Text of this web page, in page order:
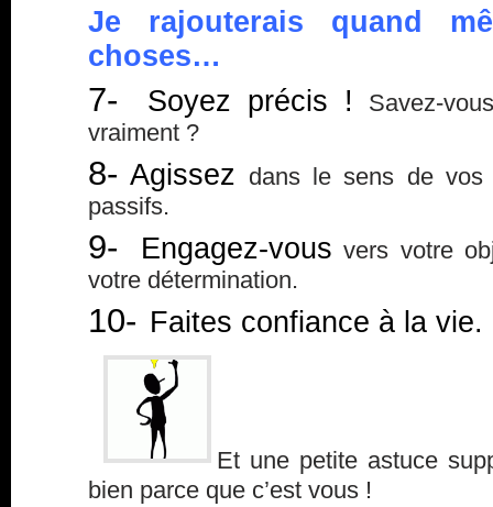
Je rajouterais quand
choses…
7- Soyez précis !
Savez-
vraiment ?
8- Agissez dans le sens de vos
passifs.
9- Engagez-vous vers votre
votre détermination.
10- Faites confiance à la vie.
Et une petite astuce
bien parce que c’est vous !